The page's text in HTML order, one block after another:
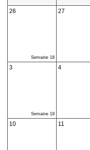
26
Semaine 18
27
3
Semaine 19
4
10 11